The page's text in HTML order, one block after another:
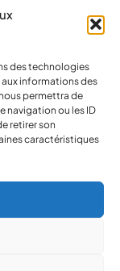
des technologies
informations des
permettra de
navigation ou les ID
retirer son
caractéristiques